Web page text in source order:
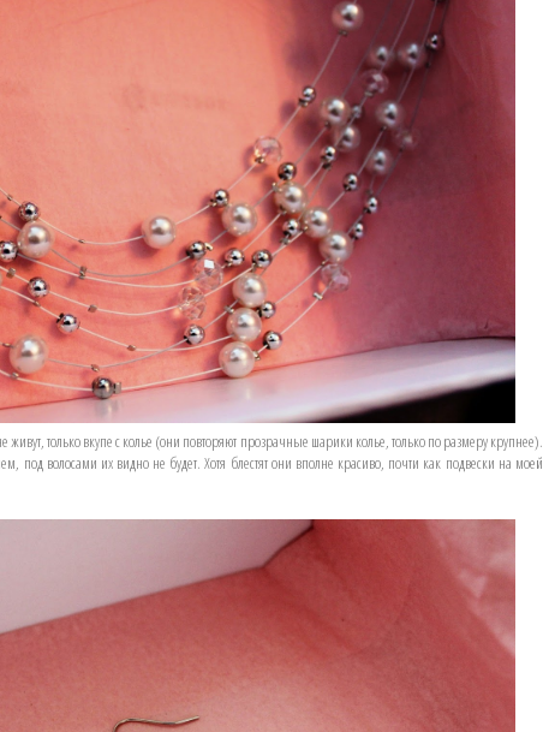
живут, только вкупе с колье (они повторяют прозрачные шарики колье, только по размеру крупнее).
под волосами их видно не будет. Хотя блестят они вполне красиво, почти как подвески на моей